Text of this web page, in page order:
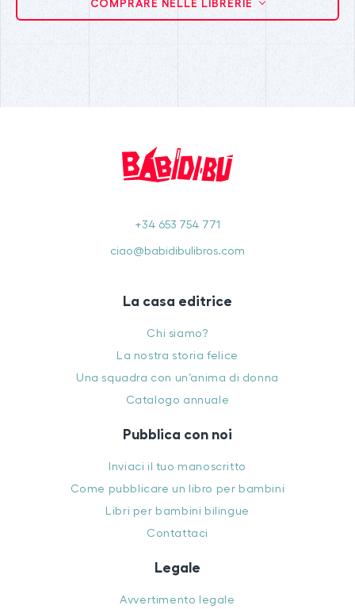
COMPRARE NELLE LIBRERIE
+34 653 754 771
ciao@babidibulibros.com
La casa editrice
Chi siamo?
La nostra storia felice
Una squadra con un’anima di donna
Catalogo annuale
Pubblica con noi
Inviaci il tuo manoscritto
Come pubblicare un libro per bambini
Libri per bambini bilingue
Contattaci
Legale
Avvertimento legale